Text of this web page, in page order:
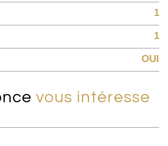
1
1
OUI
vous intéresse